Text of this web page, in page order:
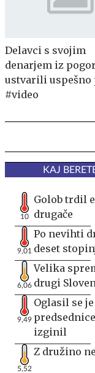
Delavci s svojim
denarjem iz
ustvarili uspešno
#video
KAJ
10
Golob trdil
drugače
9,01
Po nevihti
deset
6,06
Velika
drugi
9,49
Oglasil se
izginil
5,52
Z družino